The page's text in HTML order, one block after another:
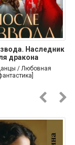
Наследник
дракона
/ Любовная